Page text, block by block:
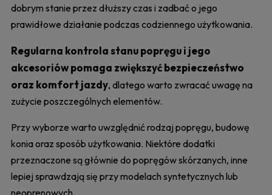
dobrym stanie przez dłuższy czas i zadbać o jego
prawidłowe działanie podczas codziennego użytkowania.
Regularna kontrola stanu popręgu i jego
akcesoriów pomaga zwiększyć bezpieczeństwo
oraz komfort jazdy, dlatego warto zwracać uwagę na
zużycie poszczególnych elementów.
Przy wyborze warto uwzględnić rodzaj popręgu, budowę
konia oraz sposób użytkowania. Niektóre dodatki
przeznaczone są głównie do popręgów skórzanych, inne
lepiej sprawdzają się przy modelach syntetycznych lub
neoprenowych.